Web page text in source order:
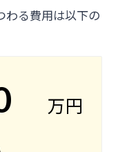
わる費用は以下の
万円